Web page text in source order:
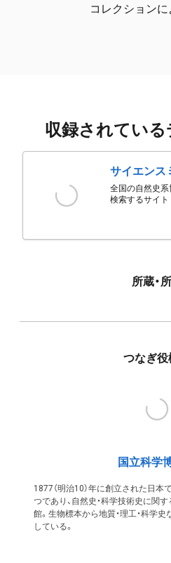
コレクション
収録されている
サイエンス
全国の自然史
検索するサイト
所蔵・
つなぎ役
国立科学
1877（明治10）年に創立された日
つであり、自然史・科学技術史に関
館。生物標本から地質・理工・科学
している。